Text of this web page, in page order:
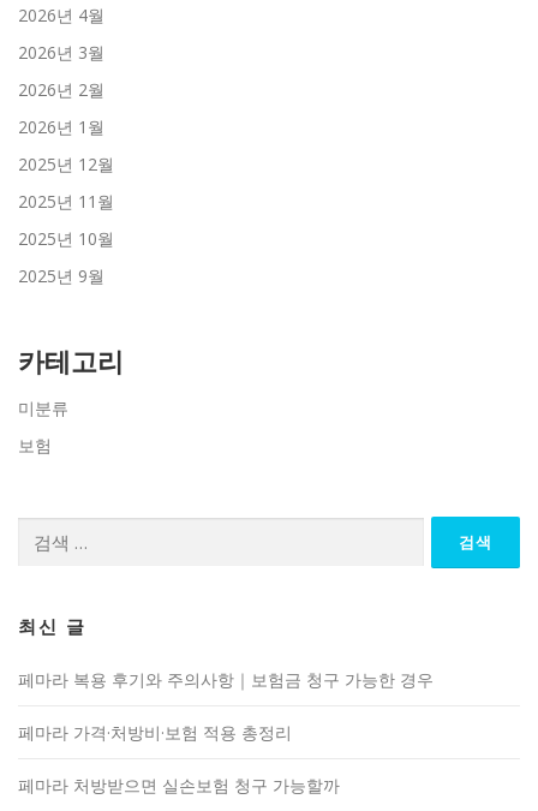
2026년 4월
2026년 3월
2026년 2월
2026년 1월
2025년 12월
2025년 11월
2025년 10월
2025년 9월
카테고리
미분류
보험
최신 글
페마라 복용 후기와 주의사항｜보험금 청구 가능한 경우
페마라 가격·처방비·보험 적용 총정리
페마라 처방받으면 실손보험 청구 가능할까